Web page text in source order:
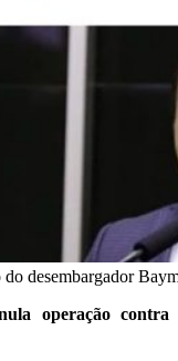
do desembargador
operação contra